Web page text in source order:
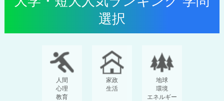
選択
人間
心理
教育
家政
生活
地球
環境
エネルギー